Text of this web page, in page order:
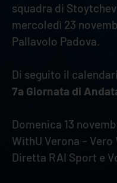
squadra di
mercoledì 23
Pallavolo Padova.
Di seguito il
7a Giornata di
Domenica 13
WithU Verona – Vero
Diretta RAI Sport e